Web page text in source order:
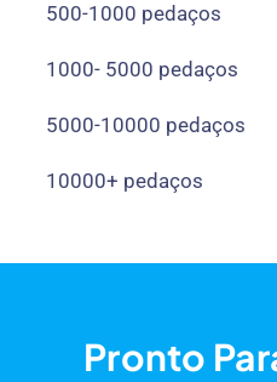
500-1000 pedaços
1000- 5000 pedaços
5000-10000 pedaços
10000+ pedaços
Pronto